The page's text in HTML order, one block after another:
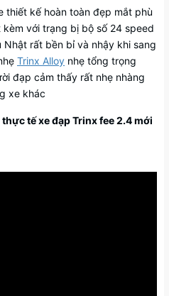
thiết kế hoàn toàn đẹp mắt phù
với trạng bị bộ số 24 speed
rất bền bỉ và nhậy khi sang
Trinx Alloy nhẹ tổng trọng
đạp cảm thấy rất nhẹ nhàng
xe khác
tế xe đạp Trinx fee 2.4 mới